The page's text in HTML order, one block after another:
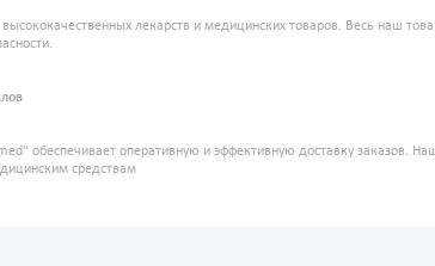
лекарств и медицинских товаров. Весь наш
обеспечивает оперативную и эффективную доставку заказов.
средствам